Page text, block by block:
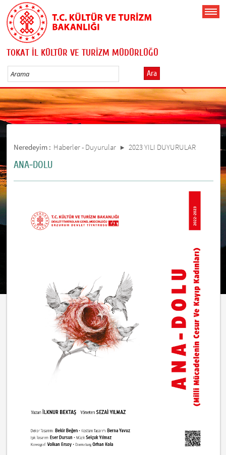
TOKAT İL KÜLTÜR VE TURİZM MÜDÜRLÜĞÜ
Ara
Neredeyim : Haberler - Duyurular 2023 YILI DUYURULAR
ANA-DOLU